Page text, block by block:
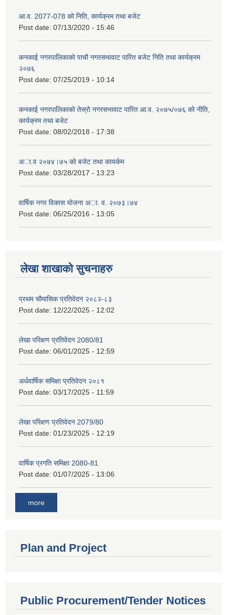
आ.व. 2077-078 को निति, कार्यक्रम तथा बजेट
Post date: 07/13/2020 - 15:46
कनकाई नगरपालिकाको पाचौ नगरसभावाट पारित बजेट निति तथा कार्यक्रम
२०७६
Post date: 07/25/2019 - 10:14
कनकाई नगरपालिकाको तेस्रो नगरसभावाट पारित आ.व. २०७५/०७६ को नीति,
कार्यक्रम तथा बजेट
Post date: 08/02/2018 - 17:38
अा.व २०७४।७५ काे बजेट तथा कायर्कम
Post date: 03/28/2017 - 13:23
वार्षिक नगर विकास योजना अा. व. २०७३।७४
Post date: 06/25/2016 - 13:05
लेखा शाखाको सुचनाहरु
प्रथम चौमासिक प्रतिवेदन २०८२-८३
Post date: 12/22/2025 - 12:02
लेखा परिक्षण प्रतिवेदन 2080/81
Post date: 06/01/2025 - 12:59
अर्धवार्षिक समिक्षा प्रतिवेदन २०८१
Post date: 03/17/2025 - 11:59
लेखा परिक्षण प्रतिवेदन 2079/80
Post date: 01/23/2025 - 12:19
वार्षिक प्रगति समिक्षा 2080-81
Post date: 01/07/2025 - 13:06
more
Plan and Project
Public Procurement/Tender Notices